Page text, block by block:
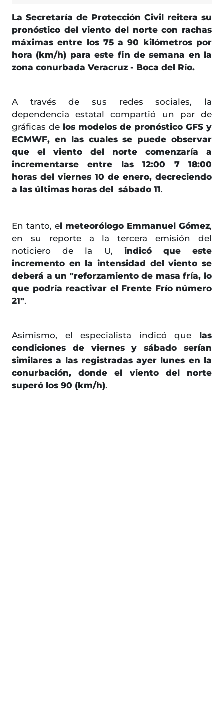
La Secretaría de Protección Civil reitera su
pronóstico del viento del norte con rachas
máximas entre los 75 a 90 kilómetros por
hora (km/h) para este fin de semana en la
zona conurbada Veracruz - Boca del Río.
A través de sus redes sociales, la
dependencia estatal compartió un par de
gráficas de los modelos de pronóstico GFS y
ECMWF, en las cuales se puede observar
que el viento del norte comenzaría a
incrementarse entre las 12:00 7 18:00
horas del viernes 10 de enero, decreciendo
a las últimas horas del sábado 11.
En tanto, el meteorólogo Emmanuel Gómez,
en su reporte a la tercera emisión del
noticiero de la U, indicó que este
incremento en la intensidad del viento se
deberá a un "reforzamiento de masa fría, lo
que podría reactivar el Frente Frío número
21".
Asimismo, el especialista indicó que las
condiciones de viernes y sábado serían
similares a las registradas ayer lunes en la
conurbación, donde el viento del norte
superó los 90 (km/h).